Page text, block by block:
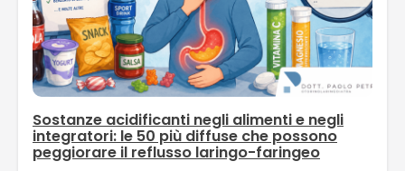
Sostanze acidificanti negli alimenti e negli
integratori: le 50 più diffuse che possono
peggiorare il reflusso laringo-faringeo